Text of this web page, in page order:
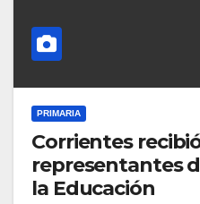
PRIMARIA
Corrientes
representantes
la Educación